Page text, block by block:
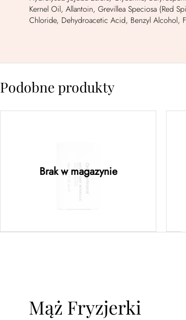
Kernel Oil, Allantoin, Grevillea Speciosa (Red
Chloride, Dehydroacetic Acid, Benzyl
Podobne produkty
Dowiedz się więcej
Brak w magazynie
Mąż Fryzjerki